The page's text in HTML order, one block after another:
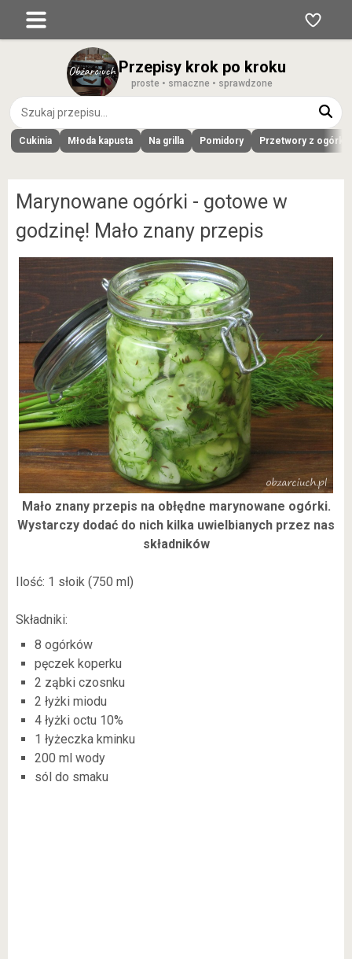
Przepisy krok po kroku
proste • smaczne • sprawdzone
Cukinia Młoda kapusta Na grilla Pomidory Przetwory z
Marynowane ogórki - gotowe w
godzinę! Mało znany przepis
Mało znany przepis na obłędne marynowane ogórki.
Wystarczy dodać do nich kilka uwielbianych przez nas
składników
Ilość: 1 słoik (750 ml)
Składniki:
8 ogórków
pęczek koperku
2 ząbki czosnku
2 łyżki miodu
4 łyżki octu 10%
1 łyżeczka kminku
200 ml wody
sól do smaku